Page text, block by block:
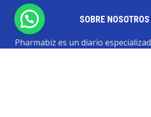
SOBRE NOSOTROS
Pharmabiz es un diario